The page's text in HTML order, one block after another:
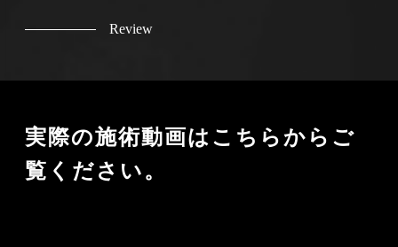
Review
実際の施術動画はこちらからご
覧ください。